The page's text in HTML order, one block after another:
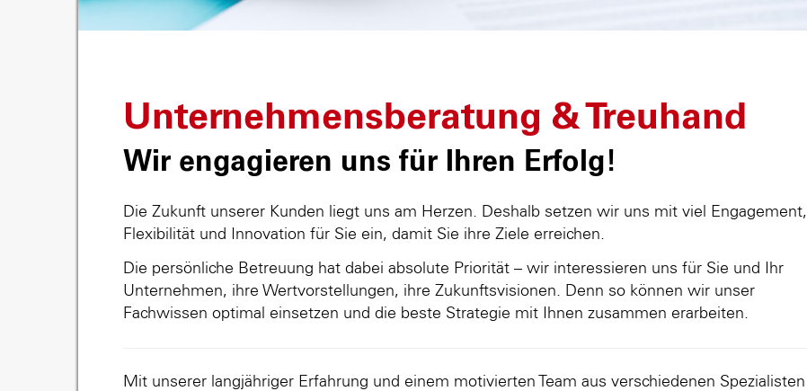
Unternehmensberatung & Treuhand
Wir engagieren uns für Ihren Erfolg!
Die Zukunft unserer Kunden liegt uns am Herzen. Deshalb setzen wir uns mit viel Engagement,
Flexibilität und Innovation für Sie ein, damit Sie ihre Ziele erreichen.
Die persönliche Betreuung hat dabei absolute Priorität – wir interessieren uns für Sie und Ihr
Unternehmen, ihre Wertvorstellungen, ihre Zukunftsvisionen. Denn so können wir unser
Fachwissen optimal einsetzen und die beste Strategie mit Ihnen zusammen erarbeiten.
Mit unserer langjähriger Erfahrung und einem motivierten Team aus verschiedenen Spezialisten